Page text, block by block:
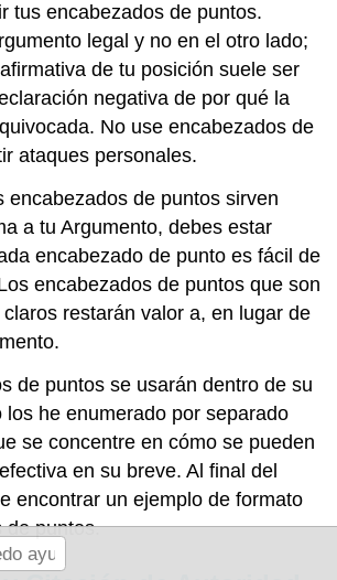
tus encabezados de puntos.
legal y no en el otro lado;
de tu posición suele ser
negativa de por qué la
No use encabezados de
ataques personales.
encabezados de puntos sirven
a tu Argumento, debes estar
encabezado de punto es fácil de
encabezados de puntos que son
restarán valor a, en lugar de
de puntos se usarán dentro de su
los he enumerado por separado
se concentre en cómo se pueden
en su breve. Al final del
encontrar un ejemplo de formato
de puntos.